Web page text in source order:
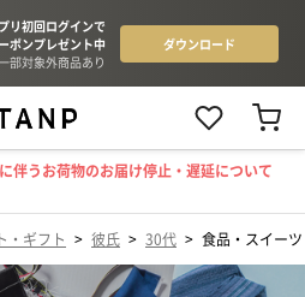
伴うお荷物のお届け停止・遅延について
・ギフト > 彼氏 > 30代 > 食品・スイーツ